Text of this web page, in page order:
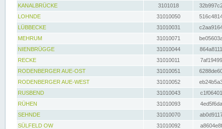
KANALBRÜCKE
3101018
LOHNDE
31010050
LÜBBECKE
31010031
MEHRUM
31010071
NIENBRÜGGE
31010044
RECKE
31010011
RODENBERGER AUE-OST
31010051
RODENBERGER AUE-WEST
31010052
RUSBEND
31010043
RÜHEN
31010093
SEHNDE
31010070
SÜLFELD OW
31010092